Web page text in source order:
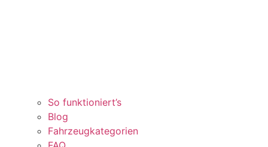
So funktioniert’s
Blog
Fahrzeugkategorien